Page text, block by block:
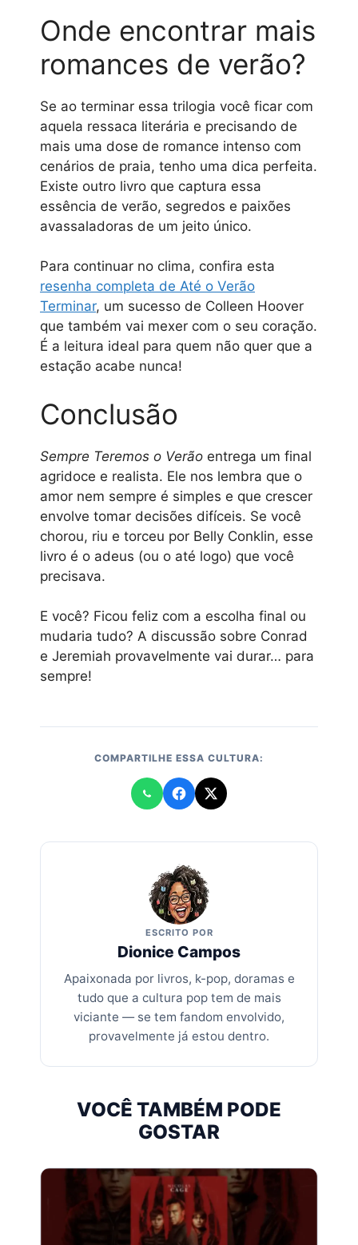
Onde encontrar mais
romances de verão?
Se ao terminar essa trilogia você ficar com
aquela ressaca literária e precisando de
mais uma dose de romance intenso com
cenários de praia, tenho uma dica perfeita.
Existe outro livro que captura essa
essência de verão, segredos e paixões
avassaladoras de um jeito único.
Para continuar no clima, confira esta
resenha completa de Até o Verão
Terminar, um sucesso de Colleen Hoover
que também vai mexer com o seu coração.
É a leitura ideal para quem não quer que a
estação acabe nunca!
Conclusão
Sempre Teremos o Verão entrega um final
agridoce e realista. Ele nos lembra que o
amor nem sempre é simples e que crescer
envolve tomar decisões difíceis. Se você
chorou, riu e torceu por Belly Conklin, esse
livro é o adeus (ou o até logo) que você
precisava.
E você? Ficou feliz com a escolha final ou
mudaria tudo? A discussão sobre Conrad
e Jeremiah provavelmente vai durar… para
sempre!
COMPARTILHE ESSA CULTURA:
ESCRITO POR
Dionice Campos
Apaixonada por livros, k-pop, doramas e
tudo que a cultura pop tem de mais
viciante — se tem fandom envolvido,
provavelmente já estou dentro.
VOCÊ TAMBÉM PODE
GOSTAR